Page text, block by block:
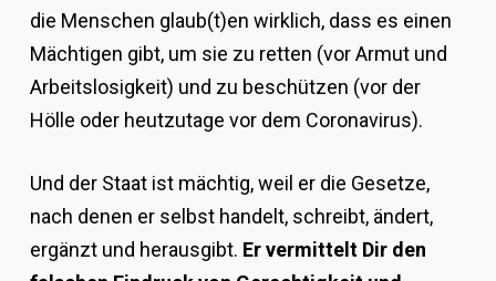
die Menschen glaub(t)en wirklich, dass es einen
Mächtigen gibt, um sie zu retten (vor Armut und
Arbeitslosigkeit) und zu beschützen (vor der
Hölle oder heutzutage vor dem Coronavirus).
Und der Staat ist mächtig, weil er die Gesetze,
nach denen er selbst handelt, schreibt, ändert,
ergänzt und herausgibt. Er vermittelt Dir den